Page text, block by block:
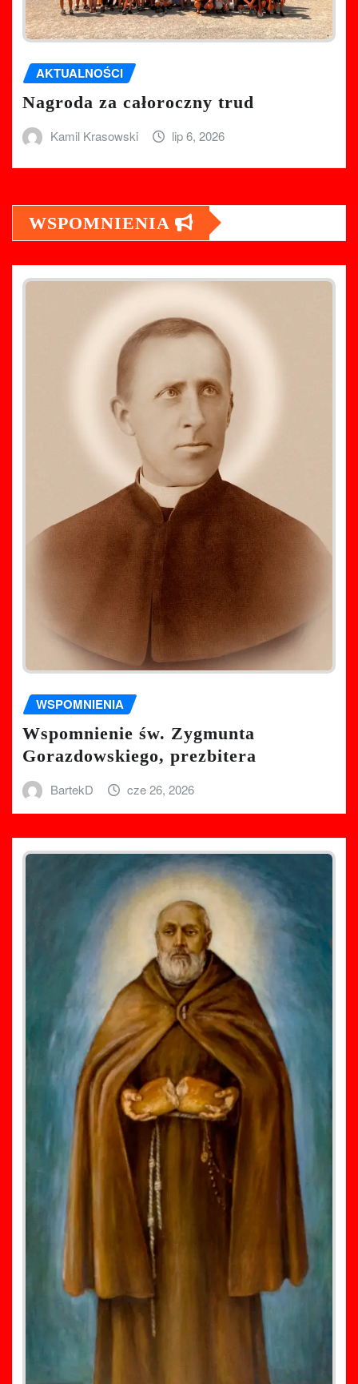
AKTUALNOŚCI
Nagroda za całoroczny trud
Kamil Krasowski lip 6, 2026
WSPOMNIENIA
WSPOMNIENIA
Wspomnienie św. Zygmunta
Gorazdowskiego, prezbitera
BartekD cze 26, 2026